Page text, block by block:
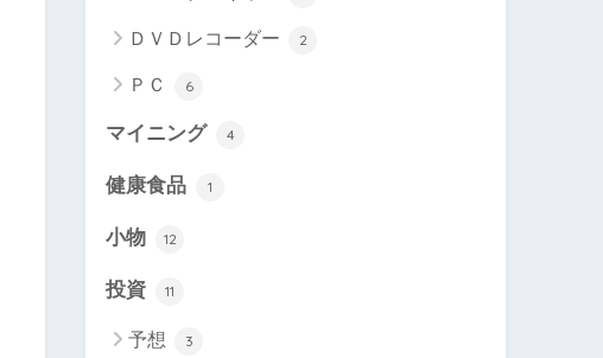
ＤＶＤレコーダー 2
ＰＣ 6
マイニング 4
健康食品 1
小物 12
投資 11
予想 3